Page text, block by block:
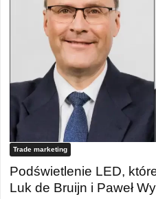
Trade marketing
Podświetlenie LED,
Luk de Bruijn i Paweł